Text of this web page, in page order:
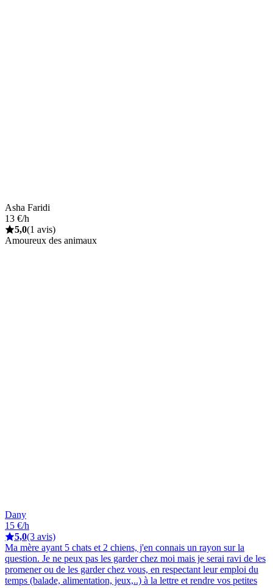
Asha Faridi
13 €/h
5,0(1 avis)
Amoureux des animaux
Dany
15 €/h
5,0(3 avis)
Ma mère ayant 5 chats et 2 chiens, j'en connais un rayon sur la
question. Je ne peux pas les garder chez moi mais je serai ravi de les
promener ou de les garder chez vous, en respectant leur emploi du
temps (balade, alimentation, jeux,..) à la lettre et rendre vos petites